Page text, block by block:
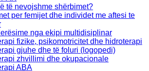
të nevojshme shërbimet?
per femijet dhe individet me aftesi te
nga ekipi multidisiplinar
fizike, psikomotricitet dhe hidroterapi
gjuhe dhe të foluri (logopedi)
zhvillimi dhe okupacionale
ABA